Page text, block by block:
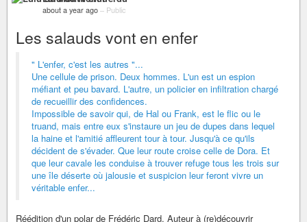
about a year ago – Public
Les salauds vont en enfer
" L'enfer, c'est les autres "...
Une cellule de prison. Deux hommes. L'un est un espion
méfiant et peu bavard. L'autre, un policier en infiltration chargé
de recueillir des confidences.
Impossible de savoir qui, de Hal ou Frank, est le flic ou le
truand, mais entre eux s'instaure un jeu de dupes dans lequel
la haine et l'amitié affleurent tour à tour. Jusqu'à ce qu'ils
décident de s'évader. Que leur route croise celle de Dora. Et
que leur cavale les conduise à trouver refuge tous les trois sur
une île déserte où jalousie et suspicion leur feront vivre un
véritable enfer...
Réédition d'un polar de Frédéric Dard. Auteur à (re)découvrir